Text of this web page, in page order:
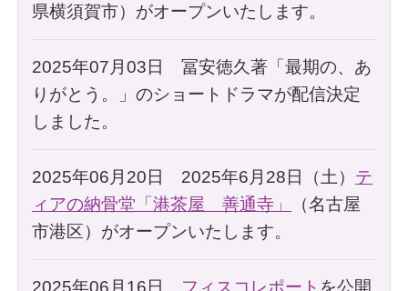
県横須賀市）がオープンいたします。
2025年07月03日 冨安徳久著「最期の、あ
りがとう。」のショートドラマが配信決定
しました。
2025年06月20日 2025年6月28日（土） テ
ィアの納骨堂「港茶屋 善通寺」
（名古屋
市港区）がオープンいたします。
2025年06月16日 フィスコレポート を公開